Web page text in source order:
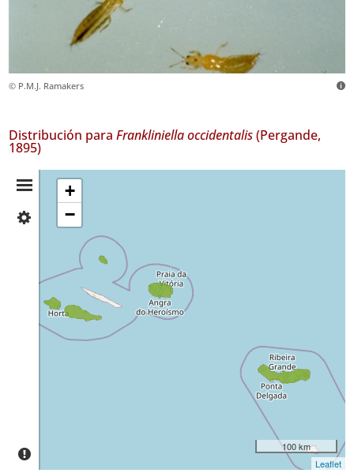
© P.M.J. Ramakers
Distribución paraFrankliniella occidentalis(Pergande,
1895)
Resumen
Distribución
Faial
2
✓
Graciosa
+
−
100 km
Leaflet